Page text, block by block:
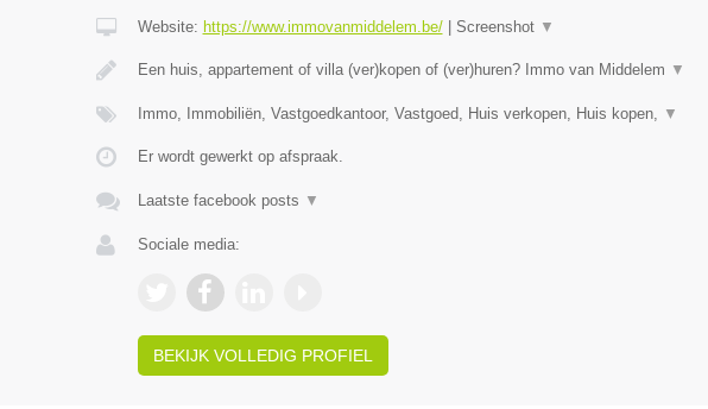
Website: https://www.immovanmiddelem.be/| Screenshot ▼
Een huis, appartement of villa (ver)kopen of (ver)huren? Immo van Middelem ▼
Immo, Immobiliën, Vastgoedkantoor, Vastgoed, Huis verkopen, Huis kopen, ▼
Er wordt gewerkt op afspraak.
Laatste facebook posts ▼
Sociale media:
BEKIJK VOLLEDIG PROFIEL